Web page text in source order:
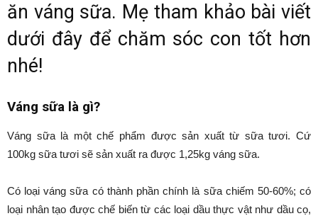
ăn váng sữa. Mẹ tham khảo bài viết
dưới đây để chăm sóc con tốt hơn
nhé!
Váng sữa là gì?
Váng sữa là một chế phẩm được sản xuất từ sữa tươi. Cứ
100kg sữa tươi sẽ sản xuất ra được 1,25kg váng sữa.
Có loại váng sữa có thành phần chính là sữa chiếm 50-60%; có
loại nhân tạo được chế biến từ các loại dầu thực vật như dầu cọ,